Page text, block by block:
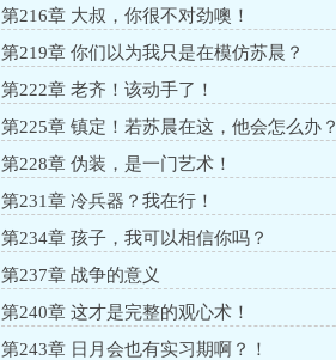
第216章 大叔，你很不对劲噢！
第219章 你们以为我只是在模仿苏晨？
第222章 老齐！该动手了！
第225章 镇定！若苏晨在这，他会怎么办？
第228章 伪装，是一门艺术！
第231章 冷兵器？我在行！
第234章 孩子，我可以相信你吗？
第237章 战争的意义
第240章 这才是完整的观心术！
第243章 日月会也有实习期啊？！